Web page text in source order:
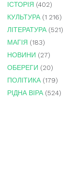
ІСТОРІЯ (402)
КУЛЬТУРА(1 216)
ЛІТЕРАТУРА(521)
МАГІЯ (183)
НОВИНИ (27)
ОБЕРЕГИ (20)
ПОЛІТИКА(179)
РІДНА ВІРА(524)